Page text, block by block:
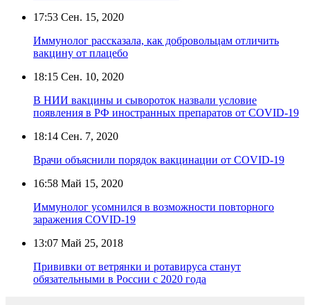
17:53 Сен. 15, 2020
Иммунолог рассказала, как добровольцам отличить
вакцину от плацебо
18:15 Сен. 10, 2020
В НИИ вакцины и сывороток назвали условие
появления в РФ иностранных препаратов от COVID-19
18:14 Сен. 7, 2020
Врачи объяснили порядок вакцинации от COVID-19
16:58 Май 15, 2020
Иммунолог усомнился в возможности повторного
заражения COVID-19
13:07 Май 25, 2018
Прививки от ветрянки и ротавируса станут
обязательными в России с 2020 года